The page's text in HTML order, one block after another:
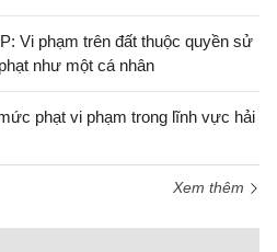
Vi phạm trên đất thuộc quyền sử
như một cá nhân
phạt vi phạm trong lĩnh vực hải
Xem thêm